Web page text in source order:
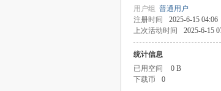
用户组 普通用户
注册时间
2025-6-15 04:06
上次活动时间
2025-6-15
统计信息
已用空间
0 B
下载币
0